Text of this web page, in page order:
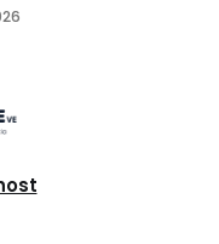
prestará su voz